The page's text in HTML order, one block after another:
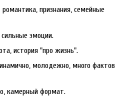
романтика, признания, семейные
эмоции.
история "про жизнь".
молодежно, много фактов
камерный формат.